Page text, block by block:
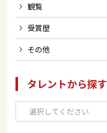
観覧
受賞歴
その他
タレントから探す